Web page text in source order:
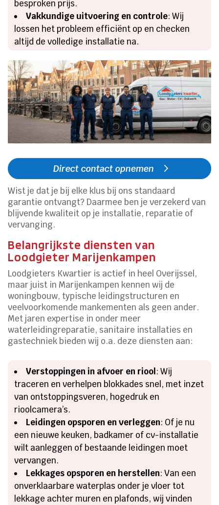
besproken prijs.
Vakkundige uitvoering en controle: Wij
lossen het probleem efficiënt op en checken
altijd de volledige installatie na.
Direct contact opnemen
Wist je dat je bij elke klus bij ons standaard
garantie ontvangt? Daarmee ben je verzekerd van
blijvende kwaliteit op je installatie, reparatie of
vervanging.
Belangrijkste diensten van
Loodgieter Marijenkampen
Loodgieters Kwartier is actief in heel Overijssel,
maar juist in Marijenkampen kennen wij de
woningbouw, typische leidingstructuren en
veelvoorkomende mankementen als geen ander.
Met jaren expertise in onder meer
waterleidingreparatie, sanitaire installaties en
gastechniek bieden wij o.a. deze diensten aan:
Verstoppingen in afvoer en riool : Wij
traceren en verhelpen blokkades snel, met inzet
van ontstoppingsveren, hogedruk en
rioolcamera’s.
Leidingen opsporen en verleggen: Of je nu
een nieuwe keuken, badkamer of cv-installatie
wilt aanleggen of bestaande leidingen moet
vervangen.
Lekkages opsporen en herstellen: Van een
onverklaarbare waterplas onder je vloer tot
lekkage achter muren en plafonds, wij vinden